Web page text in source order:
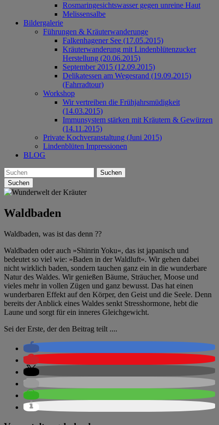
Rosmaringesichtswasser gegen unreine Haut
Melissensalbe
Bildergalerie
Führungen & Kräuterwanderunge
Falkenhagener See (17.05.2015)
Kräuterwanderung mit Lindenblütenzucker
Herstellung (20.06.2015)
September 2015 (12.09.2015)
Delikatessen am Wegesrand (19.09.2015)
(Fahrradtour)
Workshop
Wir vertreiben die Frühjahrsmüdigkeit
(14.03.2015)
Immunsystem stärken mit Kräutern & Gewürzen
(14.11.2015)
Private Kochveranstaltung (Juni 2015)
Lindenblüten Impressionen
BLOG
Suchen
Waldbaden
Waldbaden, was ist das denn ??
Waldbaden oder auch »Shinrin Yoku«, das ist japanisch und
bedeutet so viel wie: »Baden in der Waldluft«. Wir gehen dabei
nicht wirklich baden, sondern tauchen ganz ein in die wunderbare
Natur des Waldes. Wir genießen Bäume, Sträucher, Moose und
vieles mehr in vollen Zügen und ganz bewusst. Das hat einen
wunderbaren Effekt auf den Körper, den Geist und die Seele. Denn
bereits der Anblick eines Waldes senkt Stresshormone, hebt die
Laune und sorgt für ein inneres Gleichgewicht.
Sei der Erste, der den Beitrag teilt ....